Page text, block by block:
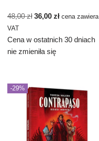
48,00zł 36,00 zł cena zawiera
VAT
Cena w ostatnich 30 dniach
nie zmieniła się
-29%